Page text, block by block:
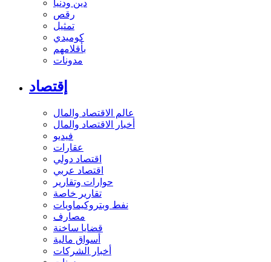
دين ودنيا
رقص
تمثيل
كوميدي
بأقلامهم
مدونات
إقتصاد
عالم الاقتصاد والمال
أخبار الاقتصاد والمال
فيديو
عقارات
اقتصاد دولي
اقتصاد عربي
حوارات وتقارير
تقارير خاصة
نفط وبتروكيماويات
مصارف
قضايا ساخنة
أسواق مالية
أخبار الشركات